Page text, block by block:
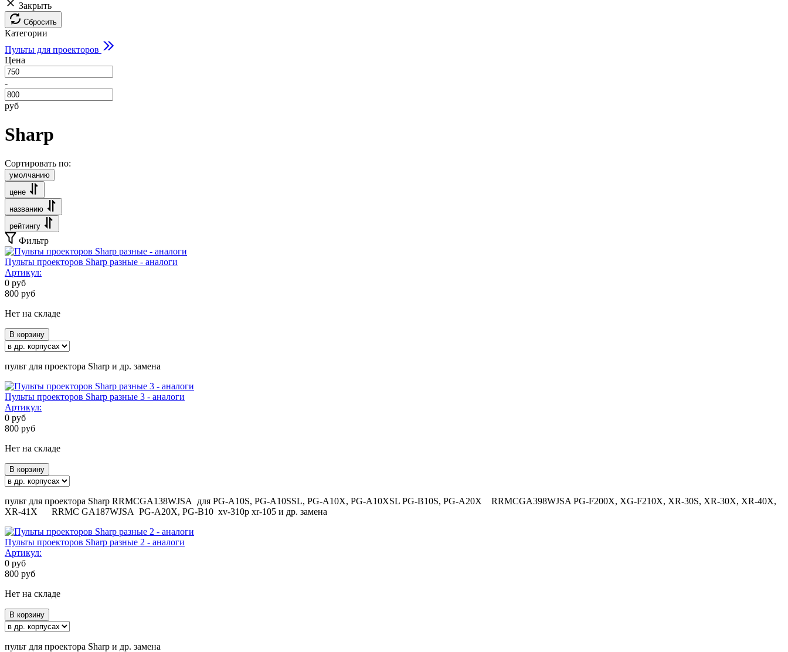
Закрыть
Сбросить
Категории
Пульты для проекторов
Цена
-
руб
Sharp
Сортировать по:
умолчанию
цене
названию
рейтингу
Фильтр
Пульты проекторов Sharp разные - аналоги
Артикул:
0 руб
800 руб
Нет на складе
В корзину
пульт для проектора Sharp и др. замена
Пульты проекторов Sharp разные 3 - аналоги
Артикул:
0 руб
800 руб
Нет на складе
В корзину
пульт для проектора Sharp RRMCGA138WJSA для PG-A10S, PG-A10SSL, PG-A10X, PG-A10XSL PG-B10S, PG-A20X RRMCGA398WJSA PG-F200X, XG-F210X, XR-30S, XR-30X, XR-40X,
XR-41X RRMC GA187WJSA PG-A20X, PG-B10 xv-310p xr-105 и др. замена
Пульты проекторов Sharp разные 2 - аналоги
Артикул:
0 руб
800 руб
Нет на складе
В корзину
пульт для проектора Sharp и др. замена